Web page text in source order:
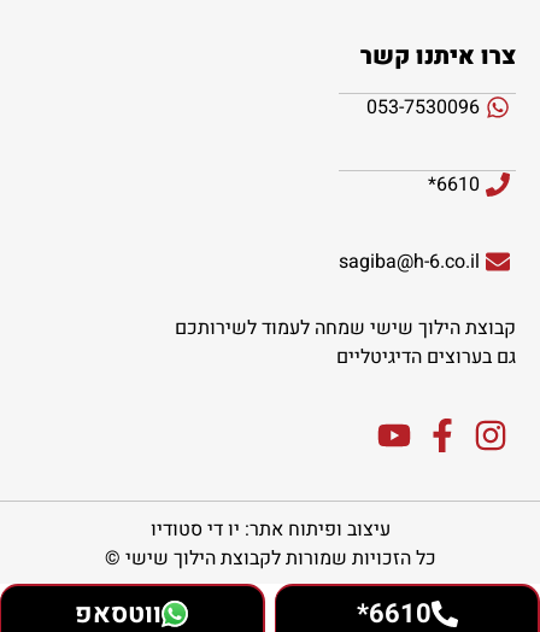
6610* ווטסאפ
צרו איתנו קשר
053-7530096
6610*
sagiba@h-6.co.il
קבוצת הילוך שישי שמחה לעמוד לשירותכם
גם בערוצים הדיגיטליים
עיצוב ופיתוח אתר: יו די סטודיו
כל הזכויות שמורות לקבוצת הילוך שישי ©